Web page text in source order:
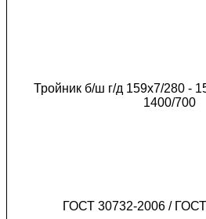
Тройник б/ш г/д 159х7/280 -
1400/700
ГОСТ 30732-2006 /